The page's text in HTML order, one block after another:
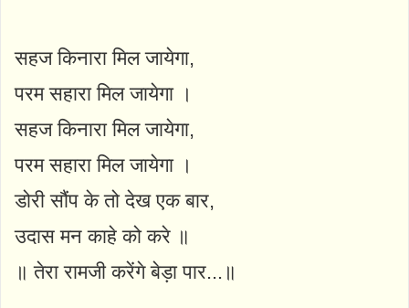
सहज किनारा मिल जायेगा,
परम सहारा मिल जायेगा ।
सहज किनारा मिल जायेगा,
परम सहारा मिल जायेगा ।
डोरी सौंप के तो देख एक बार,
उदास मन काहे को करे ॥
॥ तेरा रामजी करेंगे बेड़ा पार...॥